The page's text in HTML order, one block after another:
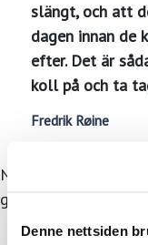
Denne nettsiden
slängt, och att
dagen innan de
efter. Det är
koll på och ta
Fredrik Røine
När det gäller
god kontroll.